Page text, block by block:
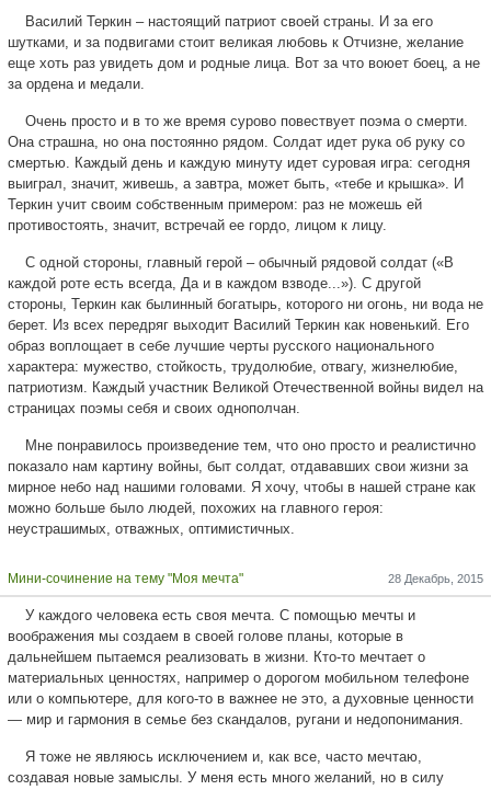
Василий Теркин – настоящий патриот своей страны. И за его
шутками, и за подвигами стоит великая любовь к Отчизне, желание
еще хоть раз увидеть дом и родные лица. Вот за что воюет боец, а не
за ордена и медали.
Очень просто и в то же время сурово повествует поэма о смерти.
Она страшна, но она постоянно рядом. Солдат идет рука об руку со
смертью. Каждый день и каждую минуту идет суровая игра: сегодня
выиграл, значит, живешь, а завтра, может быть, «тебе и крышка». И
Теркин учит своим собственным примером: раз не можешь ей
противостоять, значит, встречай ее гордо, лицом к лицу.
С одной стороны, главный герой – обычный рядовой солдат («В
каждой роте есть всегда, Да и в каждом взводе...»). С другой
стороны, Теркин как былинный богатырь, которого ни огонь, ни вода не
берет. Из всех передряг выходит Василий Теркин как новенький. Его
образ воплощает в себе лучшие черты русского национального
характера: мужество, стойкость, трудолюбие, отвагу, жизнелюбие,
патриотизм. Каждый участник Великой Отечественной войны видел на
страницах поэмы себя и своих однополчан.
Мне понравилось произведение тем, что оно просто и реалистично
показало нам картину войны, быт солдат, отдававших свои жизни за
мирное небо над нашими головами. Я хочу, чтобы в нашей стране как
можно больше было людей, похожих на главного героя:
неустрашимых, отважных, оптимистичных.
28 Декабрь, 2015
Мини-сочинение на тему "Моя мечта"
У каждого человека есть своя мечта. С помощью мечты и
воображения мы создаем в своей голове планы, которые в
дальнейшем пытаемся реализовать в жизни. Кто-то мечтает о
материальных ценностях, например о дорогом мобильном телефоне
или о компьютере, для кого-то в важнее не это, а духовные ценности
— мир и гармония в семье без скандалов, ругани и недопонимания.
Я тоже не являюсь исключением и, как все, часто мечтаю,
создавая новые замыслы. У меня есть много желаний, но в силу